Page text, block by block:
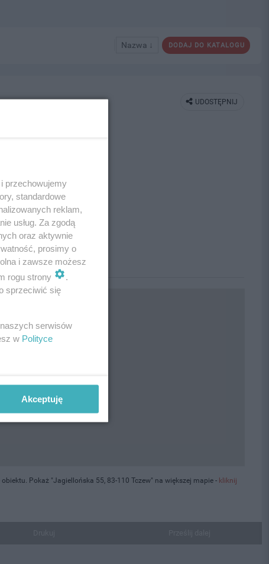
DODAJ DO KATALOGU
Nazwa ↓
UDOSTĘPNIJ
Pokaż "Jagiellońska 55, 83-110 Tczew" na większej mapie - kliknij
przechowujemy
standardowe
reklam,
usług. Za zgodą
oraz aktywnie
prosimy o
i zawsze możesz
rogu strony
.
sprzeciwić się
serwisów
w Polityce
Akceptuję